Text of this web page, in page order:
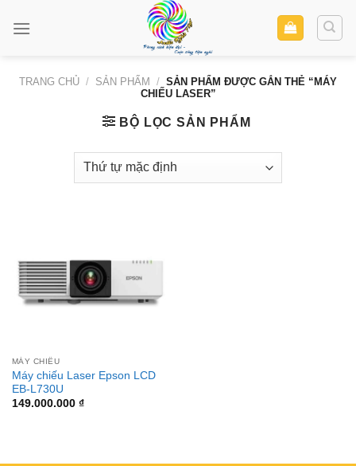
TRANG CHỦ / SẢN PHẨM / SẢN PHẨM ĐƯỢC GẮN THẺ “MÁY
CHIẾU LASER”
BỘ LỌC SẢN PHẨM
MÁY CHIẾU
Máy chiếu Laser Epson LCD
EB-L730U
149.000.000 ₫